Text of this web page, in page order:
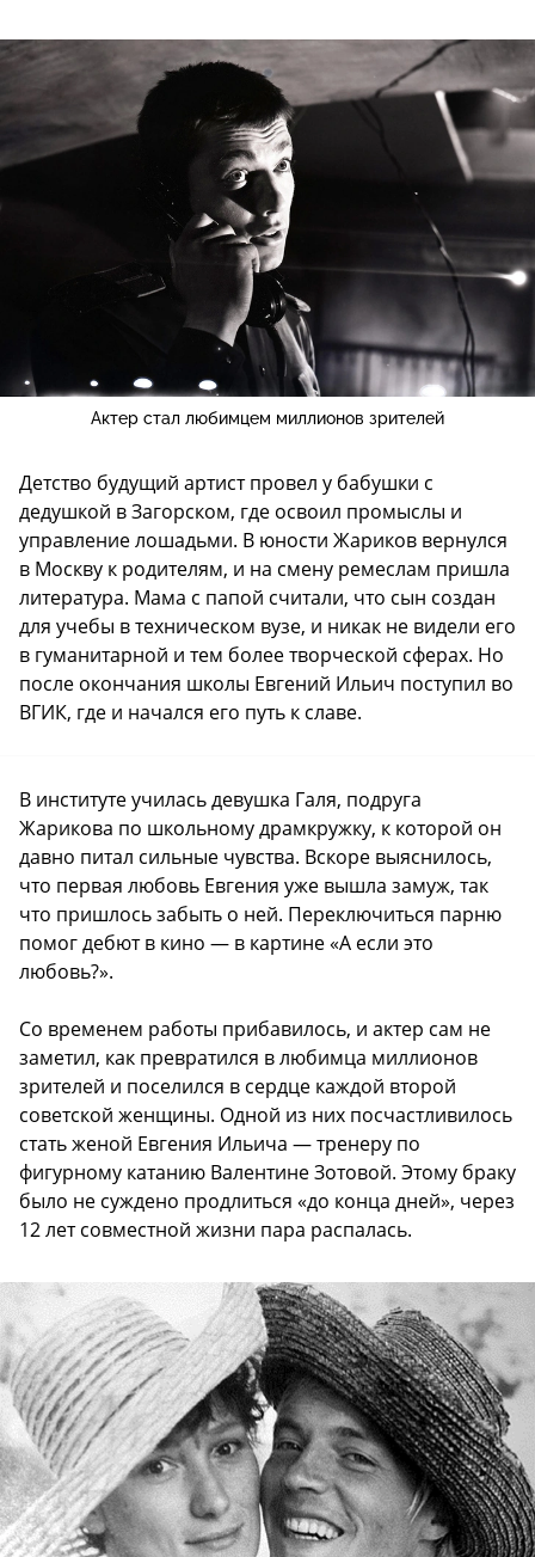
Актер стал любимцем миллионов зрителей
Детство будущий артист провел у бабушки с
дедушкой в Загорском, где освоил промыслы и
управление лошадьми. В юности Жариков вернулся
в Москву к родителям, и на смену ремеслам пришла
литература. Мама с папой считали, что сын создан
для учебы в техническом вузе, и никак не видели его
в гуманитарной и тем более творческой сферах. Но
после окончания школы Евгений Ильич поступил во
ВГИК, где и начался его путь к славе.
В институте училась девушка Галя, подруга
Жарикова по школьному драмкружку, к которой он
давно питал сильные чувства. Вскоре выяснилось,
что первая любовь Евгения уже вышла замуж, так
что пришлось забыть о ней. Переключиться парню
помог дебют в кино — в картине «А если это
любовь?».
Со временем работы прибавилось, и актер сам не
заметил, как превратился в любимца миллионов
зрителей и поселился в сердце каждой второй
советской женщины. Одной из них посчастливилось
стать женой Евгения Ильича — тренеру по
фигурному катанию Валентине Зотовой. Этому браку
было не суждено продлиться «до конца дней», через
12 лет совместной жизни пара распалась.